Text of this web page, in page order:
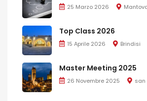
25 Marzo 2026
Top Class 2026
15 Aprile 2026 Brindisi
Master Meeting 2025
26 Novembre 2025 san